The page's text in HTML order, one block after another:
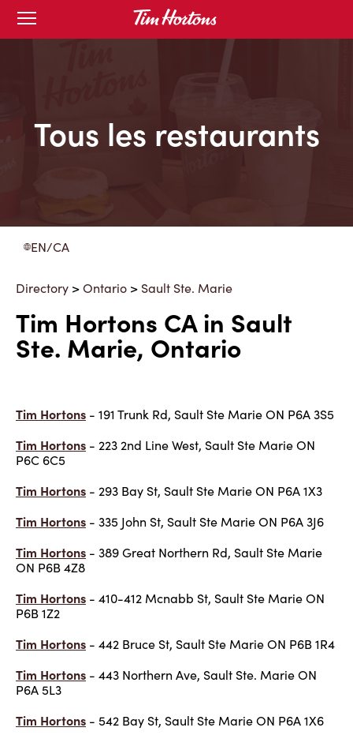
Skip
Open
mobile
menu
Tous les restaurants
EN/CA
Directory >Ontario > Sault Ste. Marie
Tim Hortons CA in Sault
Ste. Marie, Ontario
Tim Hortons - 191 Trunk Rd, Sault Ste Marie ON P6A 3S5
Tim Hortons - 223 2nd Line West, Sault Ste Marie ON
P6C 6C5
Tim Hortons - 293 Bay St, Sault Ste Marie ON P6A 1X3
Tim Hortons - 335 John St, Sault Ste Marie ON P6A 3J6
Tim Hortons - 389 Great Northern Rd, Sault Ste Marie
ON P6B 4Z8
Tim Hortons - 410-412 Mcnabb St, Sault Ste Marie ON
P6B 1Z2
Tim Hortons - 442 Bruce St, Sault Ste Marie ON P6B 1R4
Tim Hortons - 443 Northern Ave, Sault Ste. Marie ON
P6A 5L3
Tim Hortons - 542 Bay St, Sault Ste Marie ON P6A 1X6